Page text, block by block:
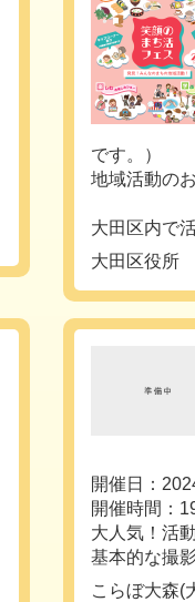
です。）
地域活動の
大田区内で
大田区役所
開催日：
開催時間：
大人気！活
基本的な撮
こらぼ大森(